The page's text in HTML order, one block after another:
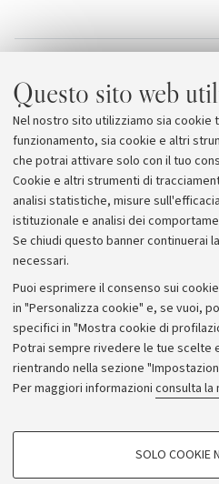
Questo sito web
Nel nostro sito utilizziamo sia cookie
funzionamento, sia cookie e altri
che potrai attivare solo con il tuo
Cookie e altri strumenti di
analisi statistiche, misure
istituzionale e analisi dei
Se chiudi questo banner continuerai
necessari.
Puoi esprimere il consenso sui
in "Personalizza cookie" e, se vuoi,
specifici in "Mostra cookie di
Potrai sempre rivedere le tue scelte
rientrando nella sezione
Per maggiori informazioni consulta la
COOKIE DI PROFILAZIONE -
SOLO COOKIE
La locandina
Arte Fiera
Rassegna